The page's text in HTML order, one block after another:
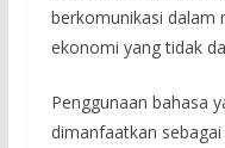
berkomunikasi dalam
ekonomi yang tidak
Penggunaan bahasa
dimanfaatkan